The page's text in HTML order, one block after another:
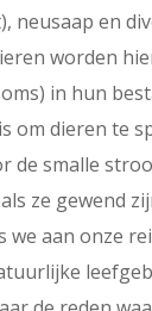
neusaap en
worden
in hun
om dieren te
de smalle
ze gewend
we aan onze